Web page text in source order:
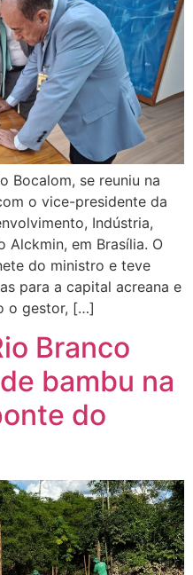
Bocalom, se reuniu na
o vice-presidente da
Indústria,
Alckmin, em Brasília. O
do ministro e teve
para a capital acreana e
o gestor, […]
Branco
bambu na
do